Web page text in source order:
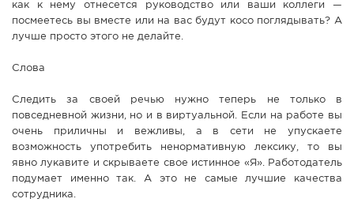
как к нему отнесется руководство или ваши коллеги —
посмеетесь вы вместе или на вас будут косо поглядывать? А
лучше просто этого не делайте.
Слова
Следить за своей речью нужно теперь не только в
повседневной жизни, но и в виртуальной. Если на работе вы
очень приличны и вежливы, а в сети не упускаете
возможность употребить ненормативную лексику, то вы
явно лукавите и скрываете свое истинное «Я». Работодатель
подумает именно так. А это не самые лучшие качества
сотрудника.